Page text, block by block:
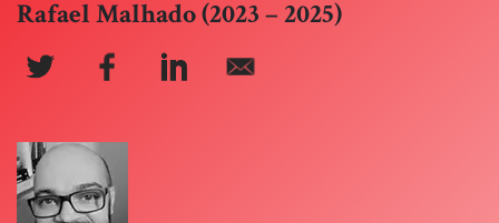
Rafael Malhado (2023 – 2025)